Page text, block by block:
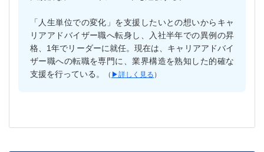
「人生単位での変化」を支援したいとの想いからキャ
リアアドバイザー職へ転身し、入社半年での異例の昇
格、1年でリーダーに就任。現在は、キャリアアドバイ
ザー職への転職を専門に、業界構造を熟知した的確な
支援を行っている。
（ ▶︎詳しく見る ）